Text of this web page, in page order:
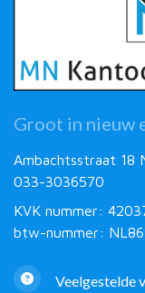
Groot in nieuw
Ambachtsstraat 18
033-3036570
KVK nummer:
btw-nummer:
Veelgestelde